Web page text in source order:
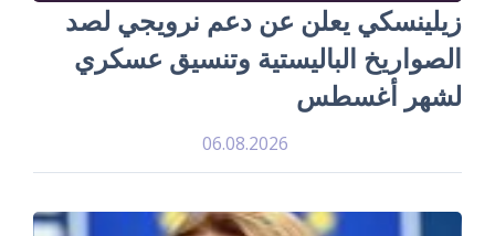
زيلينسكي يعلن عن دعم نرويجي لصد
الصواريخ الباليستية وتنسيق عسكري
لشهر أغسطس
06.08.2026